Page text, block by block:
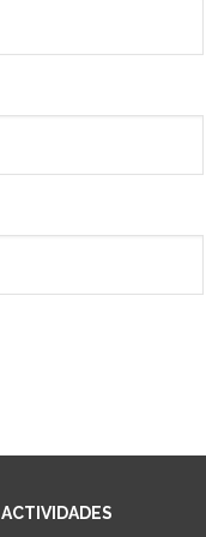
ACTIVIDADES